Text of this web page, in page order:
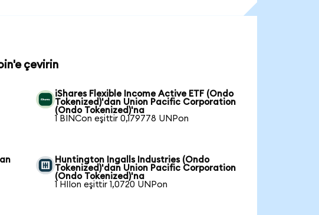
çevirin
iShares Flexible Income Active ETF (Ondo
Tokenized)'dan Union Pacific Corporation
(Ondo Tokenized)'na
1 BINCon eşittir 0,179778 UNPon
Huntington Ingalls Industries (Ondo
Tokenized)'dan Union Pacific Corporation
(Ondo Tokenized)'na
1 HIIon eşittir 1,0720 UNPon